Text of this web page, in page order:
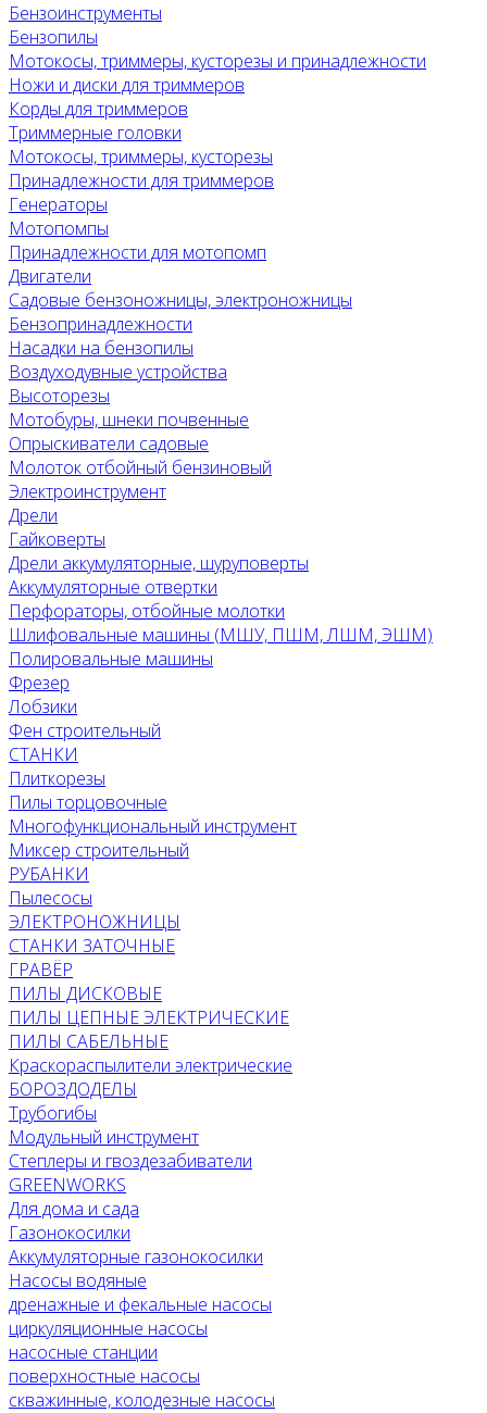
Бензоинструменты
Бензопилы
Мотокосы, триммеры, кусторезы и принадлежности
Ножи и диски для триммеров
Корды для триммеров
Триммерные головки
Мотокосы, триммеры, кусторезы
Принадлежности для триммеров
Генераторы
Мотопомпы
Принадлежности для мотопомп
Двигатели
Садовые бензоножницы, электроножницы
Бензопринадлежности
Насадки на бензопилы
Воздуходувные устройства
Высоторезы
Мотобуры, шнеки почвенные
Опрыскиватели садовые
Молоток отбойный бензиновый
Электроинструмент
Дрели
Гайковерты
Дрели аккумуляторные, шуруповерты
Аккумуляторные отвертки
Перфораторы, отбойные молотки
Шлифовальные машины (МШУ, ПШМ, ЛШМ, ЭШМ)
Полировальные машины
Фрезер
Лобзики
Фен строительный
СТАНКИ
Плиткорезы
Пилы торцовочные
Многофункциональный инструмент
Миксер строительный
РУБАНКИ
Пылесосы
ЭЛЕКТРОНОЖНИЦЫ
СТАНКИ ЗАТОЧНЫЕ
ГРАВЁР
ПИЛЫ ДИСКОВЫЕ
ПИЛЫ ЦЕПНЫЕ ЭЛЕКТРИЧЕСКИЕ
ПИЛЫ САБЕЛЬНЫЕ
Краскораспылители электрические
БОРОЗДОДЕЛЫ
Трубогибы
Модульный инструмент
Степлеры и гвоздезабиватели
GREENWORKS
Для дома и сада
Газонокосилки
Аккумуляторные газонокосилки
Насосы водяные
дренажные и фекальные насосы
циркуляционные насосы
насосные станции
поверхностные насосы
скважинные, колодезные насосы